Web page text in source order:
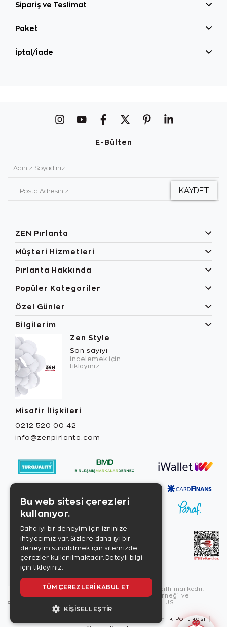
Sipariş ve Teslimat
Paket
İptal/İade
E-Bülten
ZEN Pırlanta
Müşteri Hizmetleri
Pırlanta Hakkında
Popüler Kategoriler
Özel Günler
Bilgilerim
Zen Style
Son sayıyı
incelemek için
tıklayınız.
Misafir İlişkileri
0212 520 00 42
info@zenpirlanta.com
Copyright © 2026, Zen Diamond tescilli markadır.
Zen Diamond Birleşmiş Markalar Derneği ve
Turquality Destek Programı üyesidir. US
Güvenlik Politikası
Bu web sitesi çerezleri
kullanıyor.
Daha iyi bir deneyim için izninize
ihtiyacımız var. Sizlere daha iyi bir
deneyim sunabilmek için sitemizde
çerezler kullanılmaktadır. Detaylı bilgi
için tıklayınız.
TÜM ÇEREZLERI KABUL ET
KIŞISELLEŞTIR